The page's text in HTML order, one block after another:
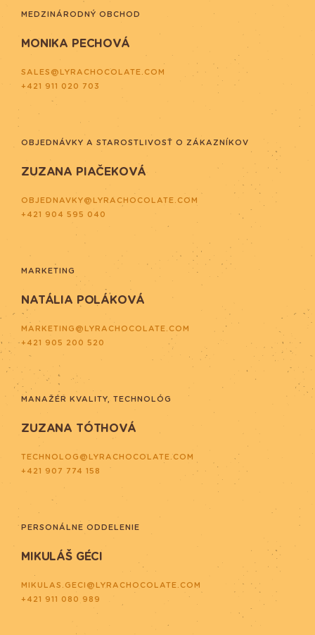
MEDZINÁRODNÝ OBCHOD
MONIKA PECHOVÁ
SALES@LYRACHOCOLATE.COM
+421 911 020 703
OBJEDNÁVKY A STAROSTLIVOSŤ O ZÁKAZNÍKOV
ZUZANA PIAČEKOVÁ
OBJEDNAVKY@LYRACHOCOLATE.COM
+421 904 595 040
MARKETING
NATÁLIA POLÁKOVÁ
MARKETING@LYRACHOCOLATE.COM
+421 905 200 520
MANAŽÉR KVALITY, TECHNOLÓG
ZUZANA TÓTHOVÁ
TECHNOLOG@LYRACHOCOLATE.COM
+421 907 774 158
PERSONÁLNE ODDELENIE
MIKULÁŠ GÉCI
MIKULAS.GECI@LYRACHOCOLATE.COM
+421 911 080 989